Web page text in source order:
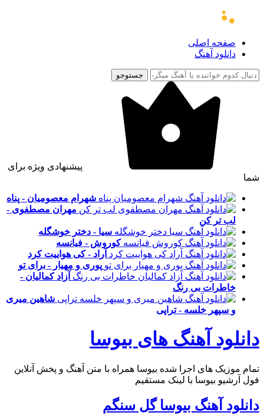
صفحه اصلی
دانلود آهنگ
جستوجو
پیشنهادی ویژه برای
شما
شهرام معصومیان - پناه
مهران مصطفوی -
لب تر کن
سیا - دختر خوشگله
کوروش - فیانسه
آراد - کی هواییت کرد
پوری و مهیار - برای تو
آزاد کمالیان -
خاطرات بی رنگ
شاهین میری
و سپهر خلسه - تراپی
دانلود آهنگ های بیوسا
تمام موزیک های اجرا شده بیوسا همراه با متن آهنگ و پخش آنلاین
فول آرشیو بیوسا با لینک مستقیم
دانلود آهنگ بیوسا گل سنگم